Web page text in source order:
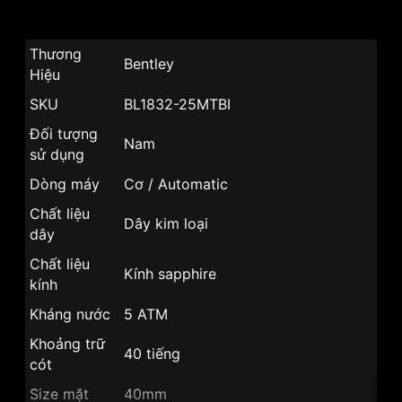
Thương
Hiệu
Bentley
SKU
BL1832-25MTBI
Đối tượng
sử dụng
Nam
Dòng máy
Cơ / Automatic
Chất liệu
dây
Dây kim loại
Chất liệu
kính
Kính sapphire
Kháng nước
5 ATM
Khoảng trữ
cót
40 tiếng
Size mặt
40mm